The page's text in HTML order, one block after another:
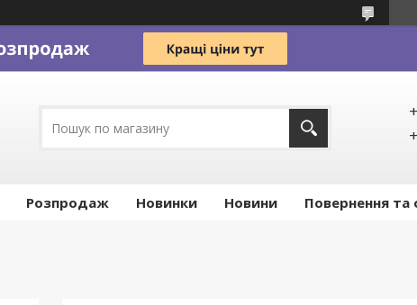
Pозпродаж Новинки Новини Повернення та